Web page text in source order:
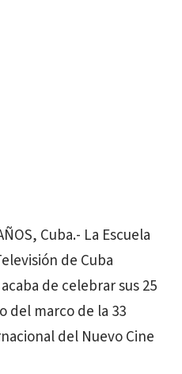
Cuba.- La Escuela
de Cuba
de celebrar sus 25
del marco de la 33
del Nuevo Cine